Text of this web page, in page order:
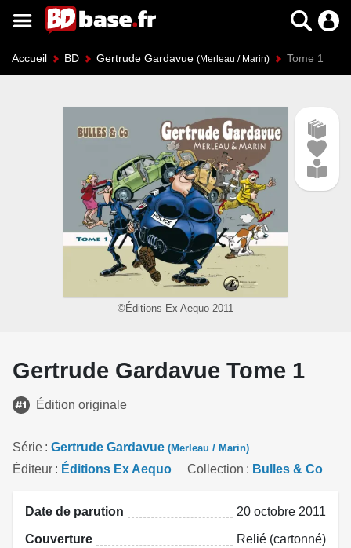
Accueil BD Gertrude Gardavue (Merleau / Marin) Tome 1
©Éditions Ex Aequo 2011
Gertrude Gardavue Tome 1
Édition originale
Série Gertrude Gardavue (Merleau / Marin)
Éditeur Éditions Ex Aequo Collection Bulles & Co
Date de parution 20 octobre 2011
Couverture Relié (cartonné)